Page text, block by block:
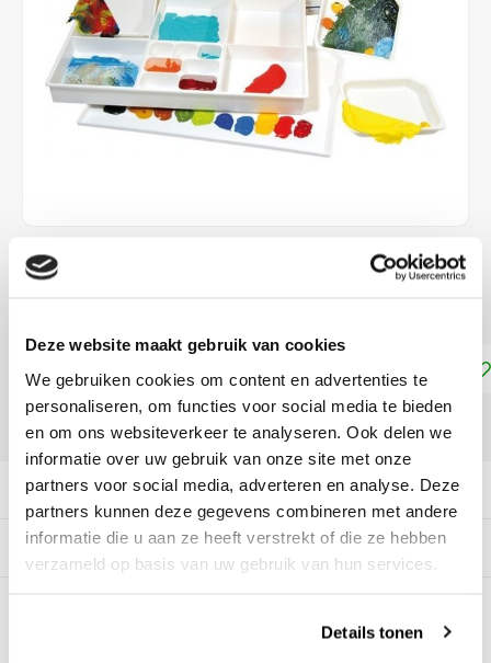
Deze website maakt gebruik van cookies
We gebruiken cookies om content en advertenties te
personaliseren, om functies voor social media te bieden
en om ons websiteverkeer te analyseren. Ook delen we
informatie over uw gebruik van onze site met onze
partners voor social media, adverteren en analyse. Deze
partners kunnen deze gegevens combineren met andere
informatie die u aan ze heeft verstrekt of die ze hebben
verzameld op basis van uw gebruik van hun services.
Details tonen
€35,75
Toevoegen aan winkelwagen
DELEN:
Productomschrijving
Gerelateerde producten